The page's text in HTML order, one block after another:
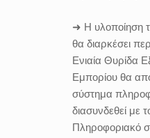
➜ Η υλοποίηση
θα διαρκέσει
Ενιαία Θυρίδα
Εμπορίου θα
σύστημα
διασυνδεθεί με
Πληροφοριακό